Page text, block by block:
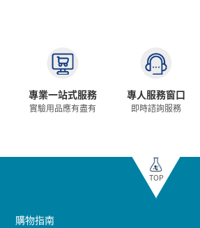
專業一站式服務
實驗用品應有盡有
專人服務窗口
即時諮詢服務
TOP
購物指南